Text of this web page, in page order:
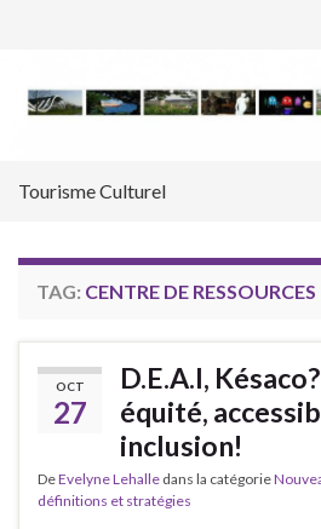
Tourisme Culturel
TAG: CENTRE DE RESSOURCES
OCT
27
D.E.A.I,
équité,
inclusion!
DeEvelyne Lehalle dans la catégorie
définitions et stratégies